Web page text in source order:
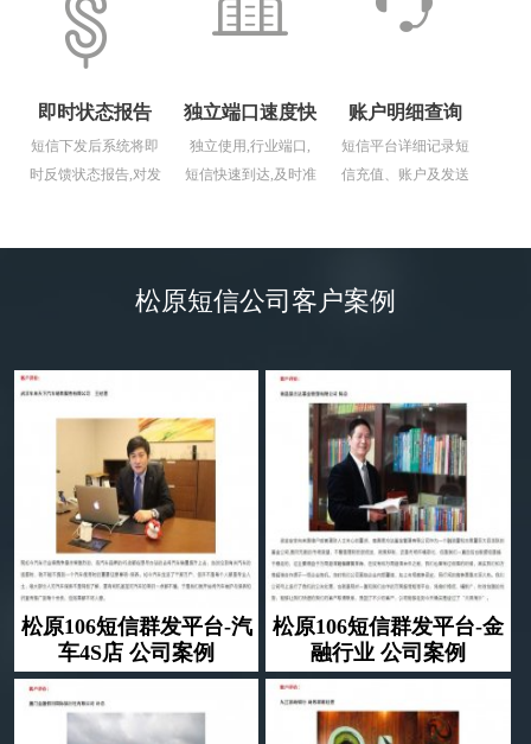
即时状态报告
短信下发后系统将即
时反馈状态报告,对发
独立端口速度快
独立使用,行业端口,
短信快速到达,及时准
账户明细查询
短信平台详细记录短
信充值、账户及发送
松原短信公司客户案例
松原106短信群发平台-汽
车4S店 公司案例
松原106短信群发平台-金
融行业 公司案例